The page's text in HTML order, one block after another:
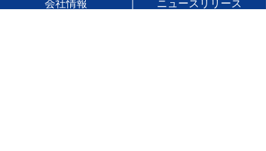
会社情報 ニュースリリース